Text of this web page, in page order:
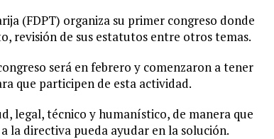
(FDPT) organiza su primer congreso donde
revisión de sus estatutos entre otros temas.
será en febrero y comenzaron a tener
que participen de esta actividad.
legal, técnico y humanístico, de manera que
la directiva pueda ayudar en la solución.